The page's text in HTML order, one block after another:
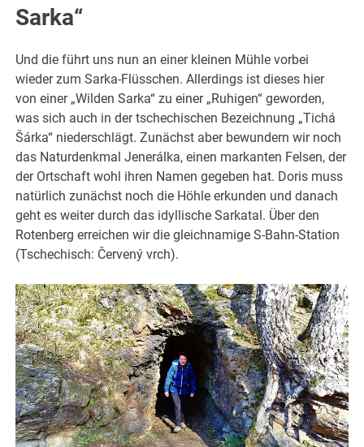
Sarka“
Und die führt uns nun an einer kleinen Mühle vorbei
wieder zum Sarka-Flüsschen. Allerdings ist dieses hier
von einer „Wilden Sarka“ zu einer „Ruhigen“ geworden,
was sich auch in der tschechischen Bezeichnung „Tichá
Šárka“ niederschlägt. Zunächst aber bewundern wir noch
das Naturdenkmal Jenerálka, einen markanten Felsen, der
der Ortschaft wohl ihren Namen gegeben hat. Doris muss
natürlich zunächst noch die Höhle erkunden und danach
geht es weiter durch das idyllische Sarkatal. Über den
Rotenberg erreichen wir die gleichnamige S-Bahn-Station
(Tschechisch: Červený vrch).